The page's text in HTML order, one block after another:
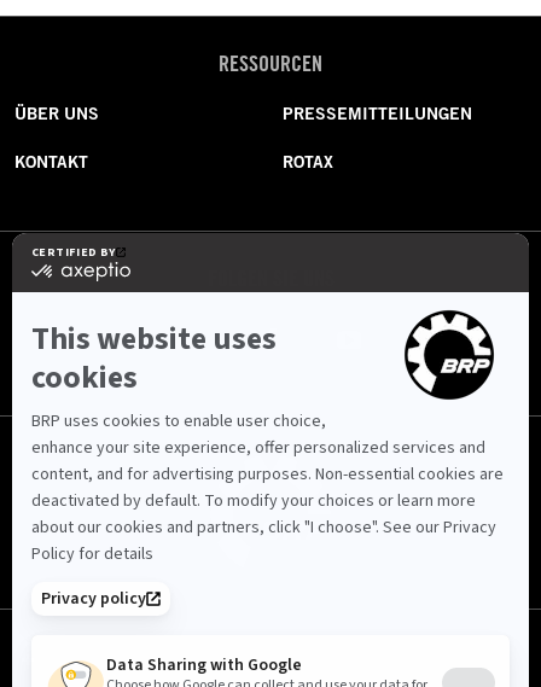
RESSOURCEN
ÜBER UNS
KONTAKT
PRESSEMITTEILUNGEN
ROTAX
Schweiz (Deutsch)